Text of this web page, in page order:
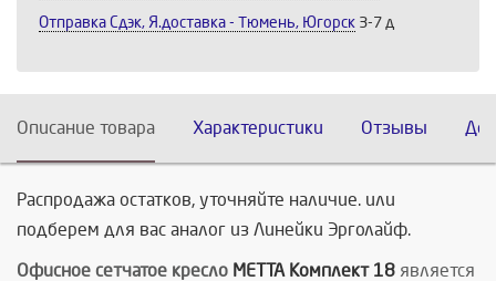
Отправка Сдэк, Я.доставка - Тюмень, Югорск 3-7 д
Описание товара Характеристики Отзывы
Распродажа остатков, уточняйте наличие. или
подберем для вас аналог из Линейки Эрголайф.
Офисное сетчатое кресло МЕТТА Комплект 18 является